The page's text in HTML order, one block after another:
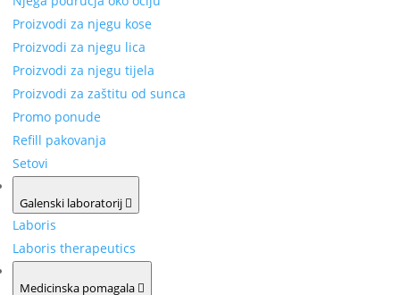
Proizvodi za njegu kose
Proizvodi za njegu lica
Proizvodi za njegu tijela
Proizvodi za zaštitu od sunca
Promo ponude
Refill pakovanja
Setovi
Galenski laboratorij
Laboris
Laboris therapeutics
Medicinska pomagala